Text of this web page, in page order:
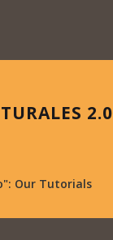
2.0
Our Tutorials